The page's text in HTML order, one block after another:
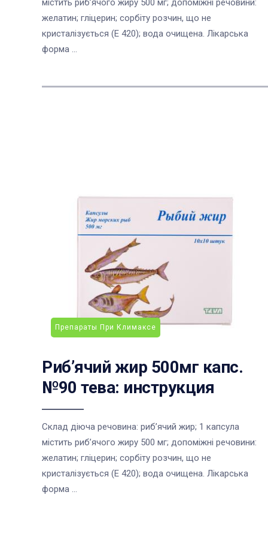
містить риб’ячого жиру 500 мг; допоміжні речовини:
желатин; гліцерин; сорбіту розчин, що не
кристалізується (Е 420); вода очищена. Лікарська
форма ...
Препараты При Климаксе
Риб’ячий жир 500мг капс.
№90 тева: инструкция
Склад діюча речовина: риб’ячий жир; 1 капсула
містить риб’ячого жиру 500 мг; допоміжні речовини:
желатин; гліцерин; сорбіту розчин, що не
кристалізується (Е 420); вода очищена. Лікарська
форма ...